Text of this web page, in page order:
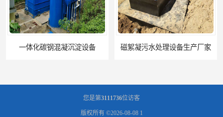
磁絮凝污水处理设备生产厂家 一体化絮凝沉淀池
您是第3111736位访客
版权所有 ©2026-08-08 1